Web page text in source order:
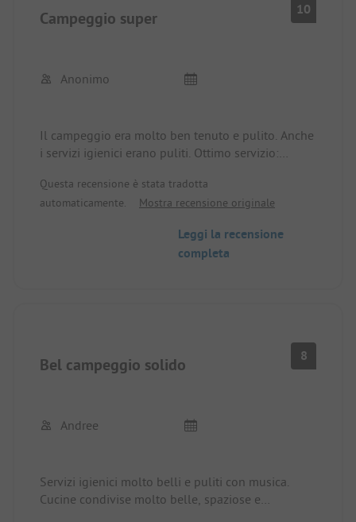
Campeggio super 10
Anonimo
Il campeggio era molto ben tenuto e pulito. Anche
i servizi igienici erano puliti. Ottimo servizio:
della tariffa senior. Anche la piazzola era più
grande del previsto. Torneremo volentieri.
Questa recensione è stata tradotta
automaticamente.
Mostra recensione originale
Leggi la recensione
completa
Bel campeggio solido 8
Andree
Servizi igienici molto belli e puliti con musica.
Cucine condivise molto belle, spaziose e